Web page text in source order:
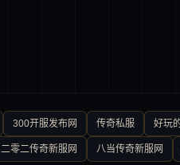
300开服发布网 传奇私服 好玩
二零二传奇新服网 八当传奇新服网